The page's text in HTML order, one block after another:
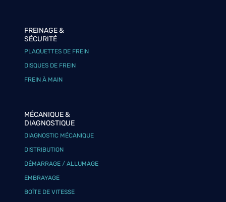
FREINAGE &
SÉCURITÉ
PLAQUETTES DE FREIN
DISQUES DE FREIN
FREIN À MAIN
MÉCANIQUE &
DIAGNOSTIQUE
DIAGNOSTIC MÉCANIQUE
DISTRIBUTION
DÉMARRAGE / ALLUMAGE
EMBRAYAGE
BOÎTE DE VITESSE